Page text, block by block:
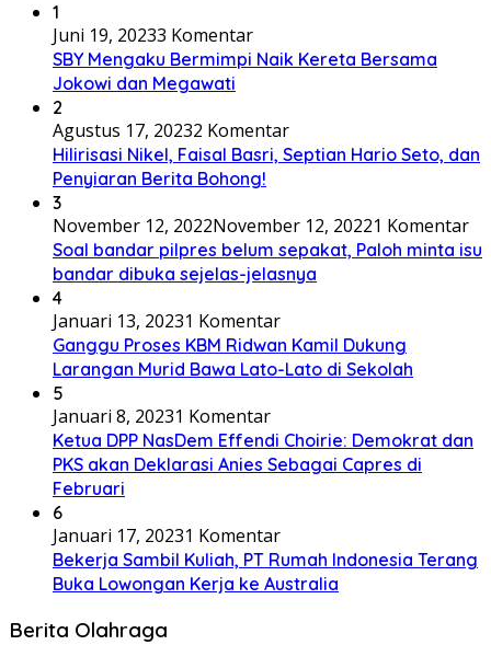
1
Juni 19, 20233 Komentar
SBY Mengaku Bermimpi Naik Kereta Bersama
Jokowi dan Megawati
2
Agustus 17, 20232 Komentar
Hilirisasi Nikel, Faisal Basri, Septian Hario Seto, dan
Penyiaran Berita Bohong!
3
November 12, 2022November 12, 20221 Komentar
Soal bandar pilpres belum sepakat, Paloh minta isu
bandar dibuka sejelas-jelasnya
4
Januari 13, 20231 Komentar
Ganggu Proses KBM Ridwan Kamil Dukung
Larangan Murid Bawa Lato-Lato di Sekolah
5
Januari 8, 20231 Komentar
Ketua DPP NasDem Effendi Choirie: Demokrat dan
PKS akan Deklarasi Anies Sebagai Capres di
Februari
6
Januari 17, 20231 Komentar
Bekerja Sambil Kuliah, PT Rumah Indonesia Terang
Buka Lowongan Kerja ke Australia
Berita Olahraga